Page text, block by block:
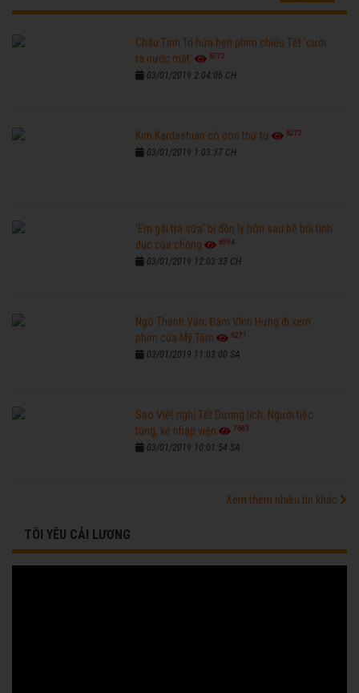
Châu Tinh Trì hứa hẹn phim chiếu Tết 'cười
ra nước mắt'
6772
03/01/2019 2:04:06 CH
Kim Kardashian có con thứ tư 6272
03/01/2019 1:03:37 CH
'Em gái trà sữa' bị đồn ly hôn sau bê bối tình
dục của chồng
6594
03/01/2019 12:03:33 CH
Ngô Thanh Vân, Đàm Vĩnh Hưng đi xem
phim của Mỹ Tâm
6271
03/01/2019 11:03:00 SA
Sao Việt nghỉ Tết Dương lịch: Người tiệc
tùng, kẻ nhập viện
7683
03/01/2019 10:01:54 SA
Xem thêm nhiều tin khác
TÔI YÊU CẢI LƯƠNG